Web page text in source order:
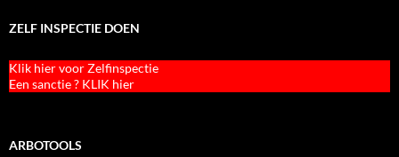
ZELF INSPECTIE DOEN
Klik hier voor Zelfinspectie
Een sanctie ? KLIK hier
ARBOTOOLS